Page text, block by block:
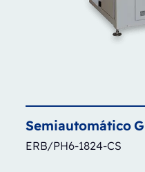
Semiautomático
ERB/PH6-1824-CS